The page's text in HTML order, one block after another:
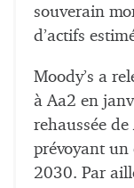
souverain
d’actifs
Moody’s a
à Aa2 en
rehaussée
prévoyant un
2030. Par